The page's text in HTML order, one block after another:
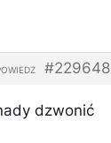
#229648
dzwonić